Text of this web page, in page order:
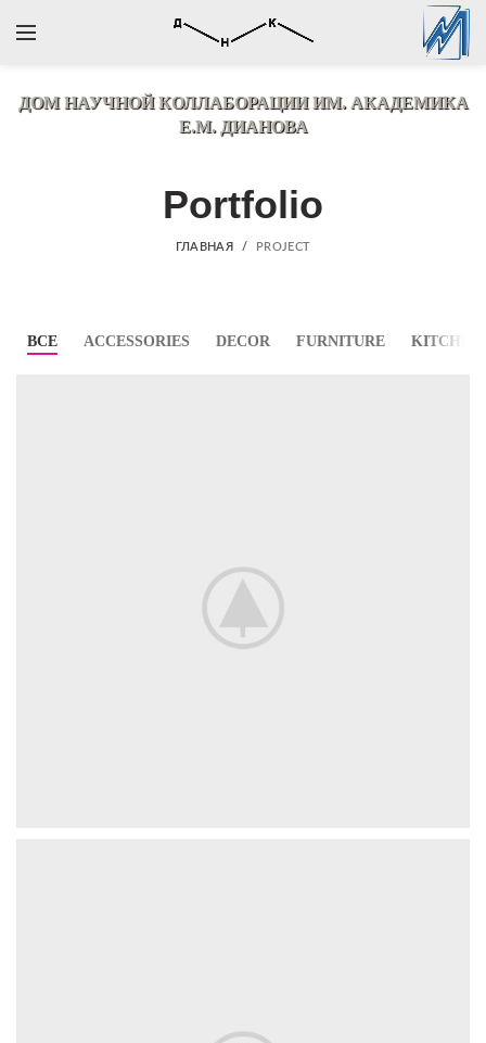
ДОМ НАУЧНОЙ КОЛЛАБОРАЦИИИМ. АКАДЕМИКА
Е.М. ДИАНОВА
Portfolio
ГЛАВНАЯ PROJECT
ВСЕ ACCESSORIES DECOR FURNITURE KITCHEN